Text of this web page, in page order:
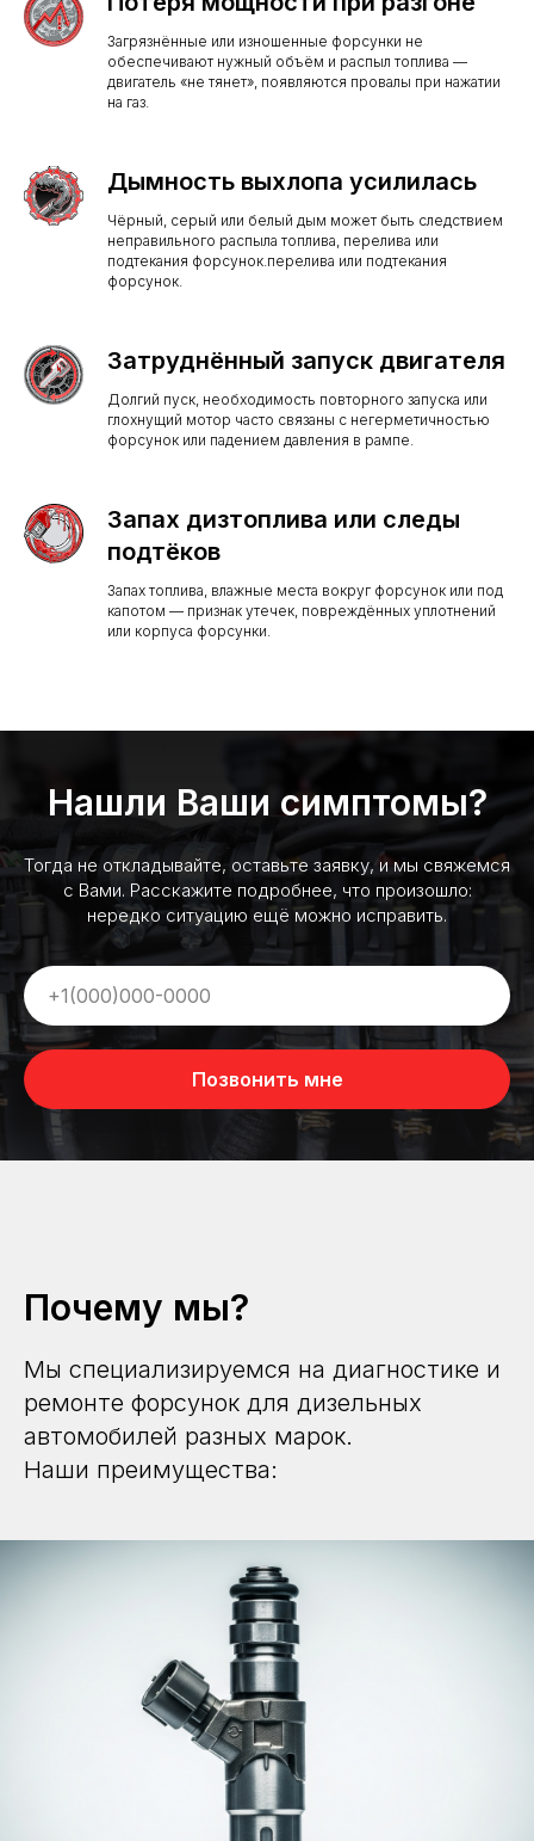
Загрязнённые или изношенные форсунки не
обеспечивают нужный объём и распыл топлива —
двигатель «не тянет», появляются провалы при нажатии
на газ.
Дымность выхлопа усилилась
Чёрный, серый или белый дым может быть следствием
неправильного распыла топлива, перелива или
подтекания форсунок.перелива или подтекания
форсунок.
Затруднённый запуск двигателя
Долгий пуск, необходимость повторного запуска или
глохнущий мотор часто связаны с негерметичностью
форсунок или падением давления в рампе.
Запах дизтоплива или следы
подтёков
Запах топлива, влажные места вокруг форсунок или под
капотом — признак утечек, повреждённых уплотнений
или корпуса форсунки.
Нашли Ваши симптомы?
Тогда не откладывайте, оставьте заявку, и мы свяжемся
с Вами. Расскажите подробнее, что произошло:
нередко ситуацию ещё можно исправить.
Позвонить мне
Почему мы?
Мы специализируемся на диагностике и
ремонте форсунок для дизельных
автомобилей разных марок.
Наши преимущества: